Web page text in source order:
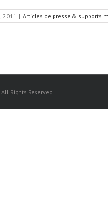
2011 | Articles de presse & supports
Rights Reserved